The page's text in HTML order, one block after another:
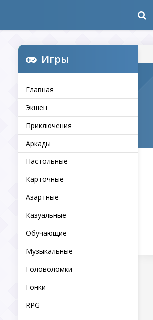
Игры
Главная
Экшен
Приключения
Аркады
Настольные
Карточные
Азартные
Казуальные
Обучающие
Музыкальные
Головоломки
Гонки
RPG